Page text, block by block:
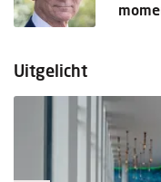
Uitgelicht